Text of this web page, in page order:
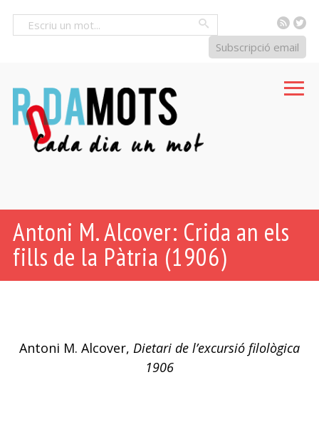
RSS
Subscripció email
Antoni M. Alcover: Crida an els
fills de la Pàtria (1906)
Antoni M. Alcover, Dietari de l’excursió filològica
1906